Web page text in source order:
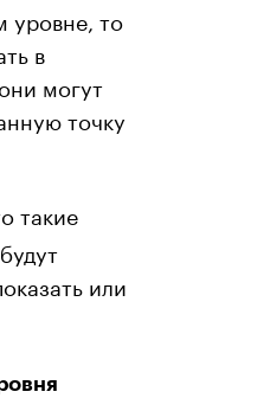
уровне, то
в
могут
точку
такие
или